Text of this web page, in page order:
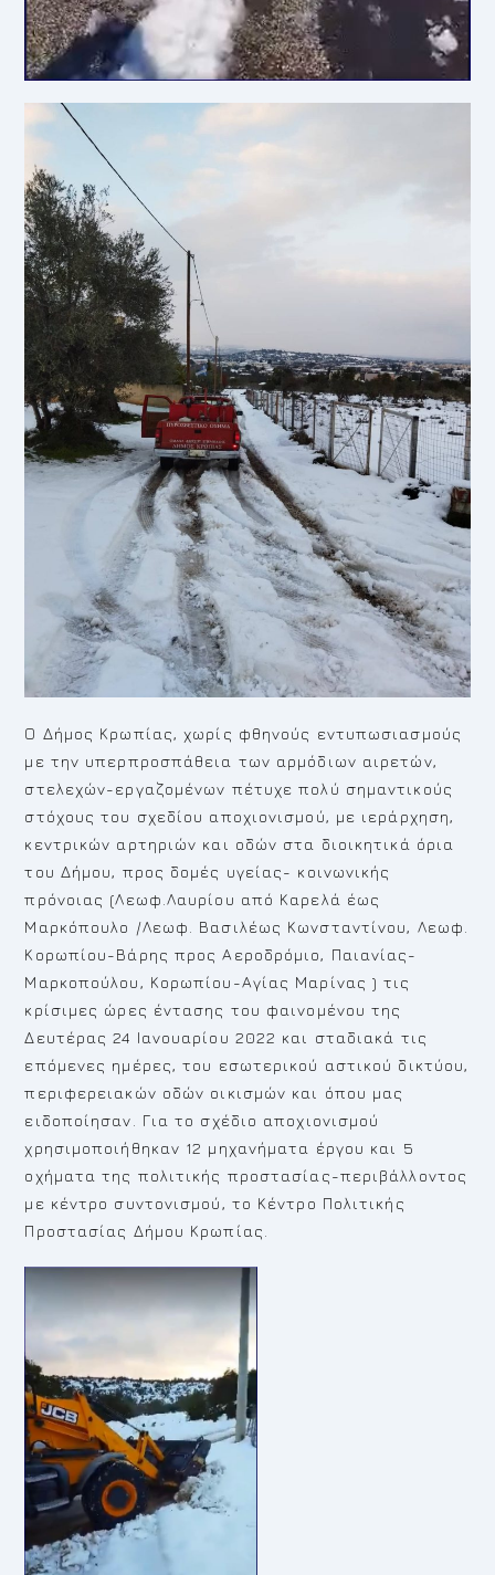
Ο Δήμος Κρωπίας, χωρίς φθηνούς εντυπωσιασμούς
με την υπερπροσπάθεια των αρμόδιων αιρετών,
στελεχών-εργαζομένων πέτυχε πολύ σημαντικούς
στόχους του σχεδίου αποχιονισμού, με ιεράρχηση,
κεντρικών αρτηριών και οδών στα διοικητικά όρια
του Δήμου, προς δομές υγείας- κοινωνικής
πρόνοιας (Λεωφ.Λαυρίου από Καρελά έως
Μαρκόπουλο /Λεωφ. Βασιλέως Κωνσταντίνου, Λεωφ.
Κορωπίου-Βάρης προς Αεροδρόμιο, Παιανίας-
Μαρκοπούλου, Κορωπίου-Αγίας Μαρίνας ) τις
κρίσιμες ώρες έντασης του φαινομένου της
Δευτέρας 24 Ιανουαρίου 2022 και σταδιακά τις
επόμενες ημέρες, του εσωτερικού αστικού δικτύου,
περιφερειακών οδών οικισμών και όπου μας
ειδοποίησαν. Για το σχέδιο αποχιονισμού
χρησιμοποιήθηκαν 12 μηχανήματα έργου και 5
οχήματα της πολιτικής προστασίας-περιβάλλοντος
με κέντρο συντονισμού, το Κέντρο Πολιτικής
Προστασίας Δήμου Κρωπίας.